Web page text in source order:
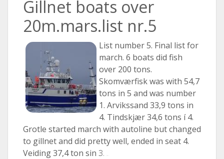
Gillnet boats over
20m.mars.list nr.5
List number 5. Final list for
march. 6 boats did fish
over 200 tons.
Skomværfisk was with 54,7
tons in 5 and was number
1. Arvikssand 33,9 tons in
4. Tindskjær 34,6 tons í 4.
Grotle started march with autoline but changed
to gillnet and did pretty well, ended in seat 4.
Veiding 37,4 ton sin 3. ...